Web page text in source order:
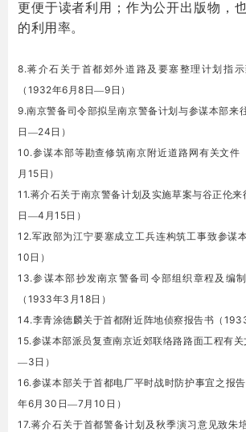
更便于读者利用；作为公开出版物，
的利用率。
8.蒋介石关于首都郊外道路及要塞整理计划指示
（ 1932年6 月8 日—9 日）
9.南京警备司令部拟呈南京警备计划与参谋本部来
日—24 日）
10.参谋本部等勘查修筑南京附近道路网有关文件
月 15 日）
11.蒋介石关于南京警备计划及实施草案与谷正伦来
日—4 月15日）
12.军政部为江宁要塞成立工兵连构筑工事致参谋
10 日）
13.参谋本部抄发南京警备司令部组织章程及编
（ 1933年3 月18日）
14.李青涂德麟关于首都附近阵地侦察报告书（
15.参谋本部派员复查南京近郊联络路路面工程有
—3 日）
16.参谋本部关于首都电厂平时战时防护事宜之报
年6月 30 日—7 月 10 日）
17.蒋介石关于首都警备计划及秋季演习意见致朱